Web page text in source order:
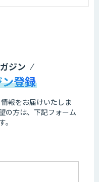
ジン
登録
報をお届けいたしま
の方は、下記フォーム